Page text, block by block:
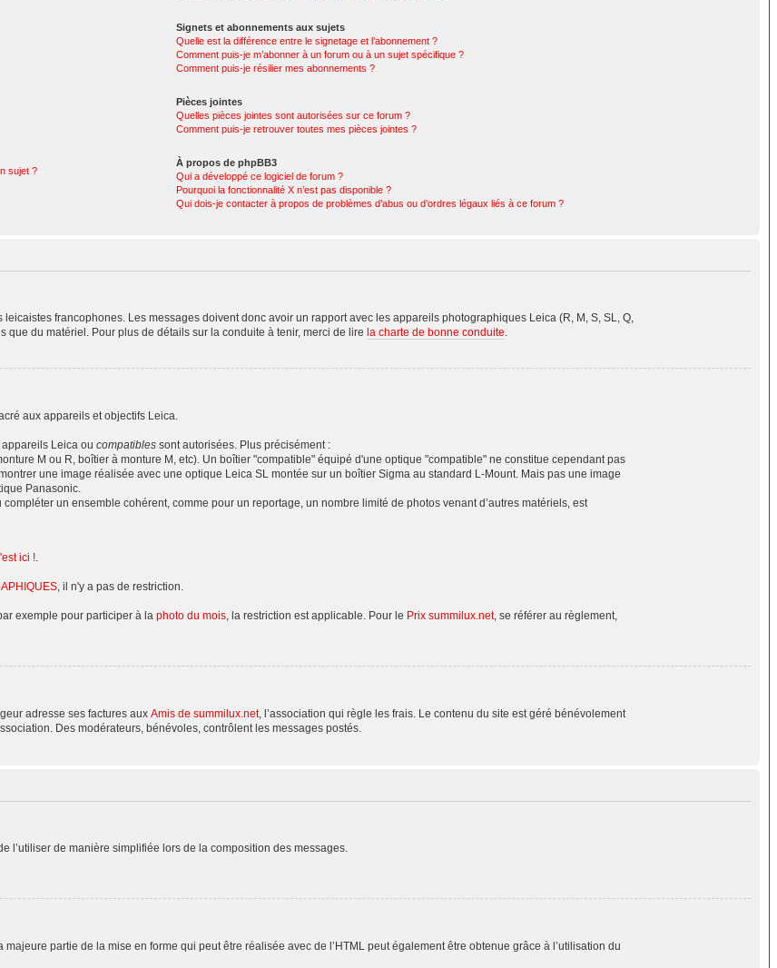
sujet ?
Signets et abonnements aux sujets
Quelle est la différence entre le signetage et l’abonnement ?
Comment puis-je m’abonner à un forum ou à un sujet spécifique ?
Comment puis-je résilier mes abonnements ?
Pièces jointes
Quelles pièces jointes sont autorisées sur ce forum ?
Comment puis-je retrouver toutes mes pièces jointes ?
À propos de phpBB3
Qui a développé ce logiciel de forum ?
Pourquoi la fonctionnalité X n’est pas disponible ?
Qui dois-je contacter à propos de problèmes d’abus ou d’ordres légaux liés à ce forum ?
francophones. Les messages doivent donc avoir un rapport avec les appareils photographiques Leica (R, M, S, SL, Q,
que du matériel. Pour plus de détails sur la conduite à tenir, merci de lire la charte de bonne conduite
aux appareils et objectifs Leica.
Leica ou compatiblessont autorisées. Plus précisément :
M ou R, boîtier à monture M, etc). Un boîtier "compatible" équipé d'une optique "compatible" ne constitue cependant pas
une image réalisée avec une optique Leica SL montée sur un boîtier Sigma au standard L-Mount. Mais pas une image
Panasonic.
un ensemble cohérent, comme pour un reportage, un nombre limité de photos venant d’autres matériels, est
ici !.
, il n'y a pas de restriction.
exemple pour participer à la photo du mois, la restriction est applicable. Pour le Prix summilux.net, se référer au règlement,
adresse ses factures aux Amis de summilux.net, l’association qui règle les frais. Le contenu du site est géré bénévolement
Des modérateurs, bénévoles, contrôlent les messages postés.
l’utiliser de manière simplifiée lors de la composition des messages.
majeure partie de la mise en forme qui peut être réalisée avec de l’HTML peut également être obtenue grâce à l’utilisation du